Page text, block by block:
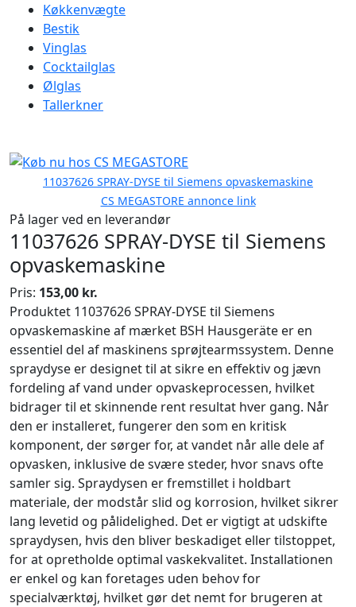
Køkkenvægte
Bestik
Vinglas
Cocktailglas
Ølglas
Tallerkner
11037626 SPRAY-DYSE til Siemens opvaskemaskine
CS MEGASTORE annonce link
På lager ved en leverandør
11037626 SPRAY-DYSE til Siemens
opvaskemaskine
Pris: 153,00 kr.
Produktet 11037626 SPRAY-DYSE til Siemens
opvaskemaskine af mærket BSH Hausgeräte er en
essentiel del af maskinens sprøjtearmssystem. Denne
spraydyse er designet til at sikre en effektiv og jævn
fordeling af vand under opvaskeprocessen, hvilket
bidrager til et skinnende rent resultat hver gang. Når
den er installeret, fungerer den som en kritisk
komponent, der sørger for, at vandet når alle dele af
opvasken, inklusive de svære steder, hvor snavs ofte
samler sig. Spraydysen er fremstillet i holdbart
materiale, der modstår slid og korrosion, hvilket sikrer
lang levetid og pålidelighed. Det er vigtigt at udskifte
spraydysen, hvis den bliver beskadiget eller tilstoppet,
for at opretholde optimal vaskekvalitet. Installationen
er enkel og kan foretages uden behov for
specialværktøj, hvilket gør det nemt for brugeren at